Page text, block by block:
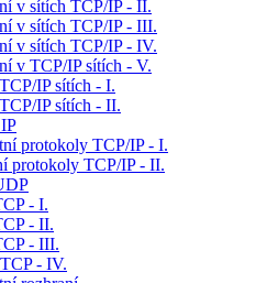
v sítích TCP/IP - II.
v sítích TCP/IP - III.
v sítích TCP/IP - IV.
v TCP/IP sítích - V.
IP sítích - I.
IP sítích - II.
protokoly TCP/IP - I.
protokoly TCP/IP - II.
- I.
- II.
- III.
- IV.